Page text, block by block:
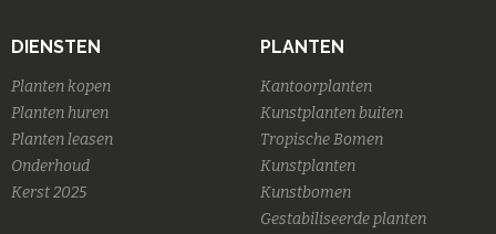
DIENSTEN
Planten kopen
Planten huren
Planten leasen
Onderhoud
Kerst 2025
PLANTEN
Kantoorplanten
Kunstplanten buiten
Tropische Bomen
Kunstplanten
Kunstbomen
Gestabiliseerde planten